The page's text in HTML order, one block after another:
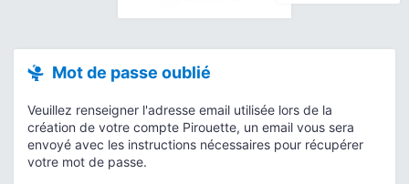
Mot de passe oublié
Veuillez renseigner l'adresse email utilisée lors de la
création de votre compte Pirouette, un email vous sera
envoyé avec les instructions nécessaires pour récupérer
votre mot de passe.